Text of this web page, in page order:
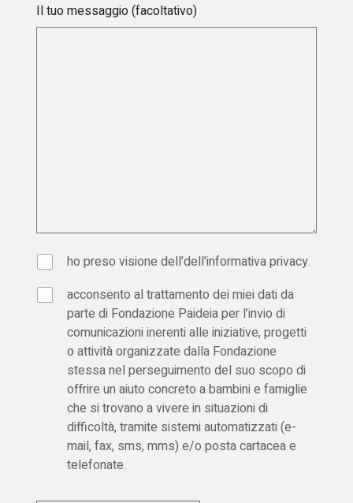
Il tuo messaggio (facoltativo)
ho preso visione dell’dell’informativa privacy.
acconsento al trattamento dei miei dati da
parte di Fondazione Paideia per l’invio di
comunicazioni inerenti alle iniziative, progetti
o attività organizzate dalla Fondazione
stessa nel perseguimento del suo scopo di
offrire un aiuto concreto a bambini e famiglie
che si trovano a vivere in situazioni di
difficoltà, tramite sistemi automatizzati (e-
mail, fax, sms, mms) e/o posta cartacea e
telefonate.